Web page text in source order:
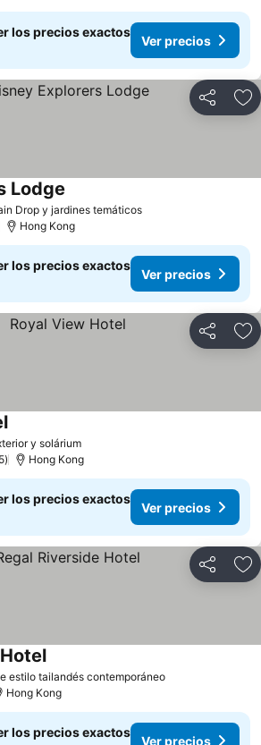
los precios exactos
Ver precios
Compartir
Drop y jardines temáticos
Lodge
Hong Kong
los precios exactos
Ver precios
Compartir
y solárium
Hong Kong
los precios exactos
Ver precios
Compartir
estilo tailandés contemporáneo
Hong Kong
los precios exactos
Ver precios